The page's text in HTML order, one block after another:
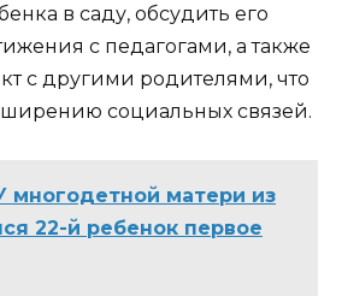
в саду, обсудить его
с педагогами, а также
с другими родителями, что
социальных связей.
многодетной матери из
22-й ребенок первое